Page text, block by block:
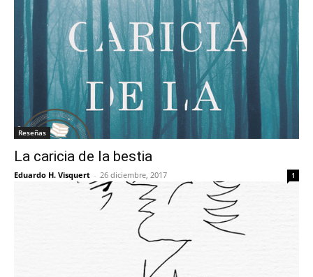
Reseñas
La caricia de la bestia
Eduardo H. Visquert - 26 diciembre, 2017 1